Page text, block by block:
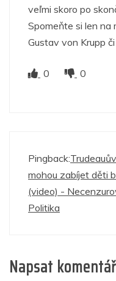
veľmi skoro po
Spomeňte si len na
Gustav von Krupp
0 0
Pingback:
mohou zabíjet děti
(video) -
Politika
Napsat komentář